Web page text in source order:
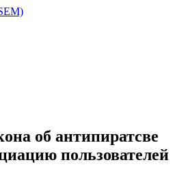
об антипиратсве
пользователей